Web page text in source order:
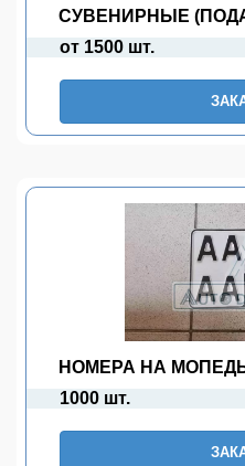
СУВЕНИРНЫЕ
от 1500 шт.
НОМЕРА НА
1000 шт.